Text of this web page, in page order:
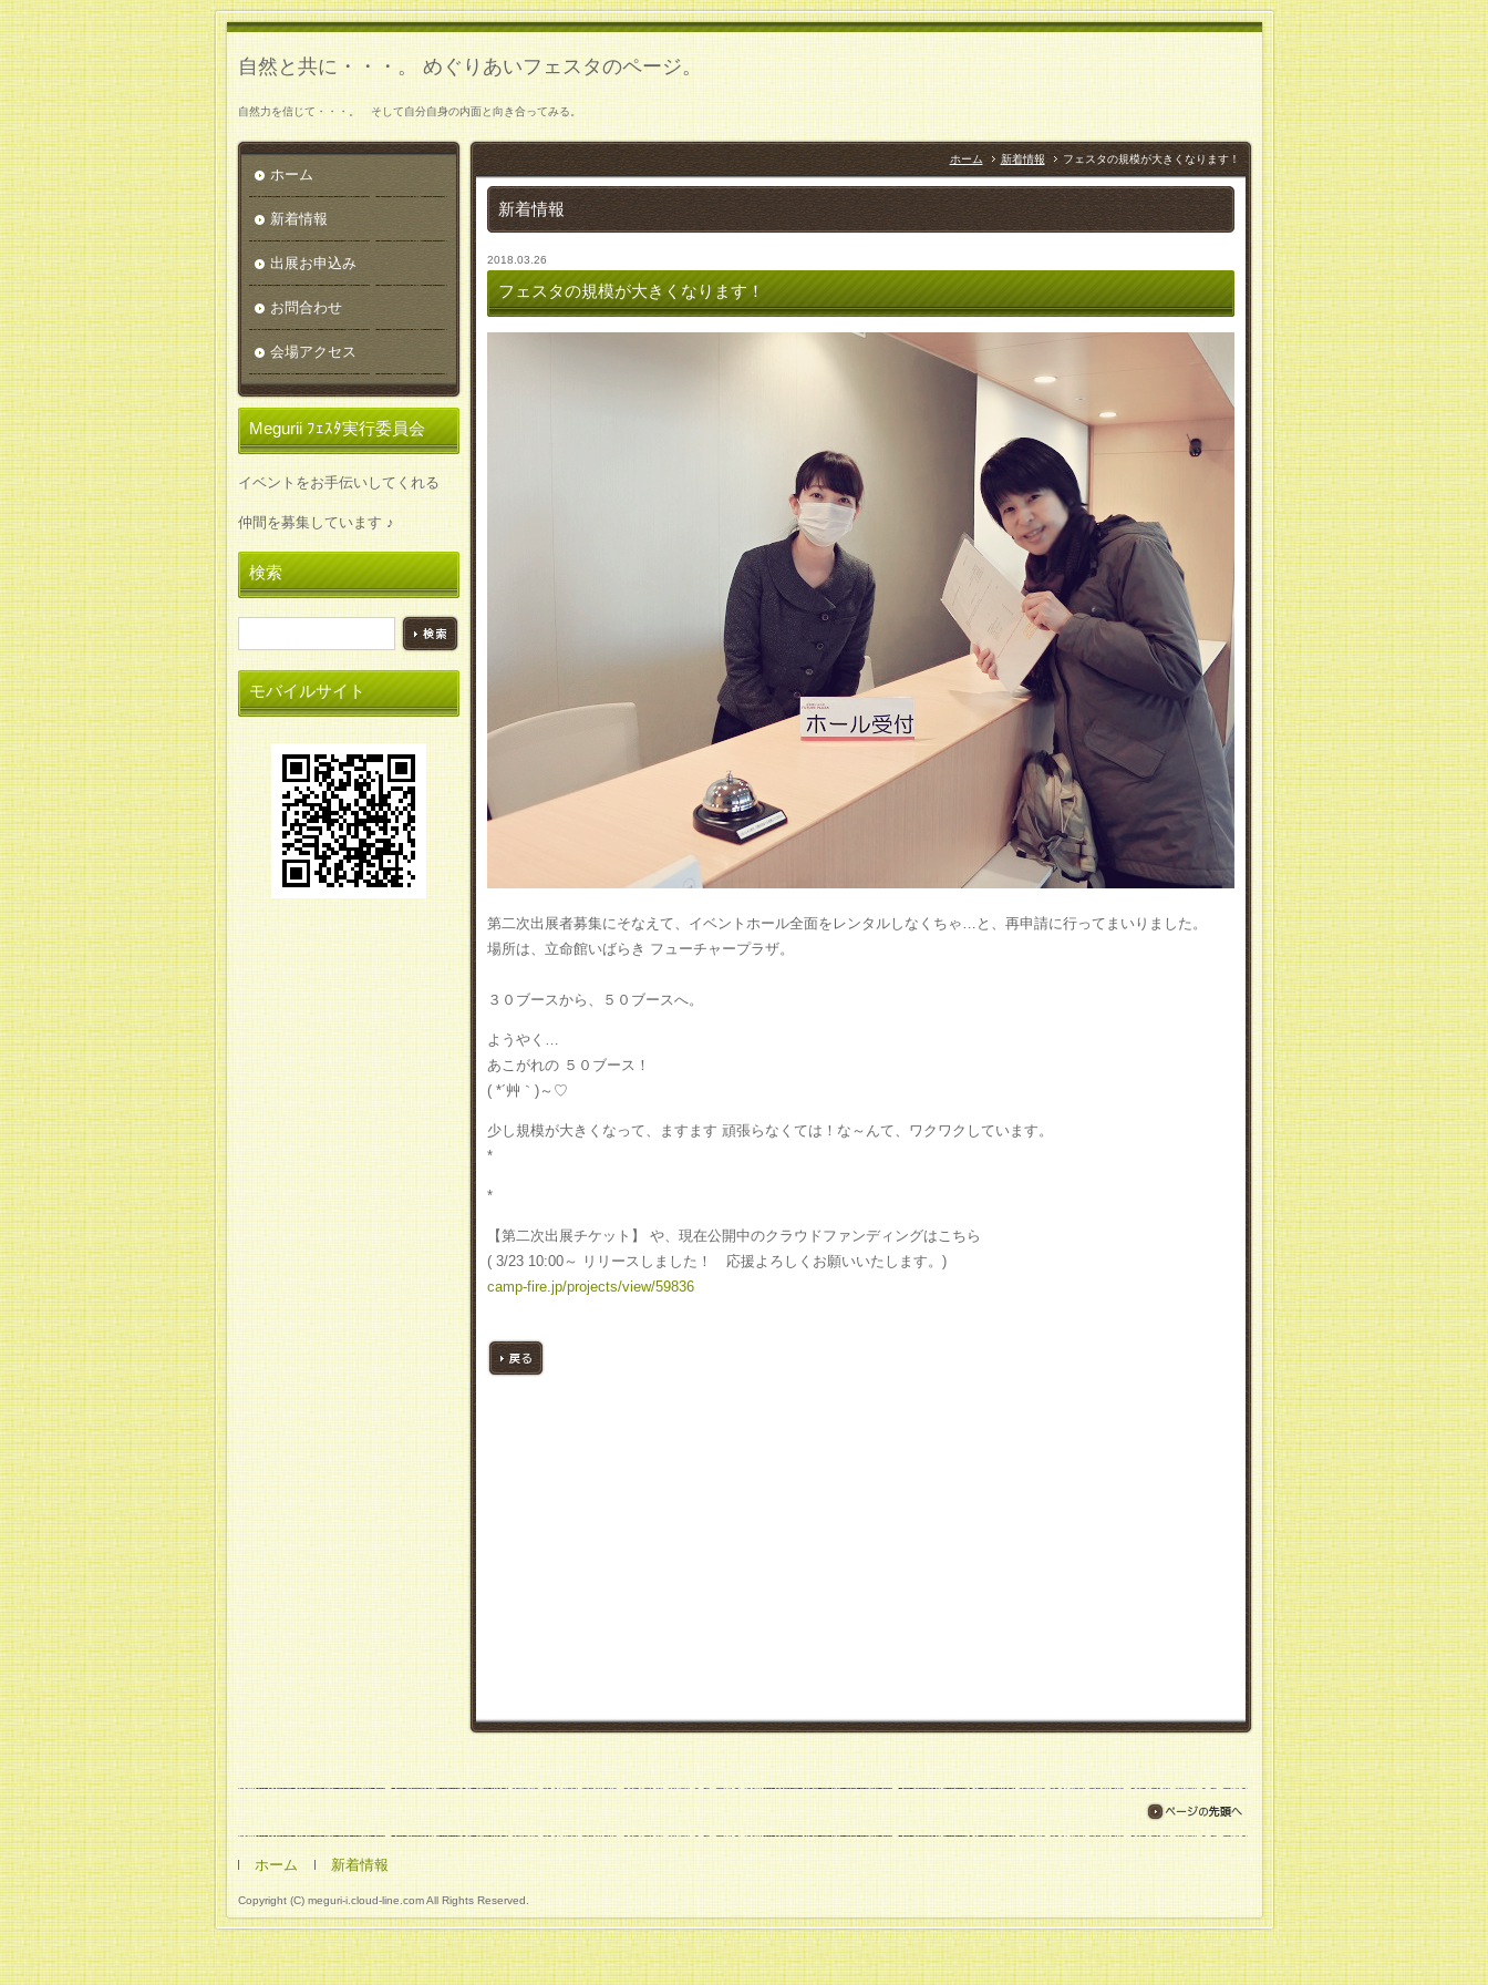
自然と共に・・・。 めぐりあいフェスタのページ。
自然力を信じて・・・。 そして自分自身の内面と向き合ってみる。
ホーム 新着情報 フェスタの規模が大きくなります！
新着情報
2018.03.26
フェスタの規模が大きくなります！
第二次出展者募集にそなえて、イベントホール全面をレンタルしなくちゃ…と、再申請に行ってまいりました。
場所は、立命館いばらき フューチャープラザ。
３０ブースから、５０ブースへ。
ようやく…
あこがれの ５０ブース！
( *´艸｀)～♡
少し規模が大きくなって、ますます 頑張らなくては！な～んて、ワクワクしています。
*
*
【第二次出展チケット】 や、現在公開中のクラウドファンディングはこちら
( 3/23 10:00～ リリースしました！ 応援よろしくお願いいたします。)
camp-fire.jp/projects/view/59836
ホーム
新着情報
出展お申込み
お問合わせ
会場アクセス
Megurii ﾌｪｽﾀ実行委員会
イベントをお手伝いしてくれる
仲間を募集しています ♪
検索
モバイルサイト
ページの先頭へ
ホーム
新着情報
Copyright (C) meguri-i.cloud-line.com All Rights Reserved.